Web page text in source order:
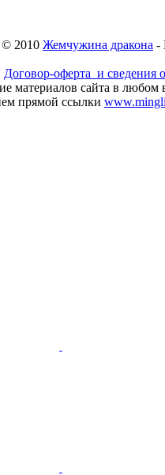
© 2010 Жемчужина дракона -
Договор-оферта и сведения
материалов сайта в любом
прямой ссылки